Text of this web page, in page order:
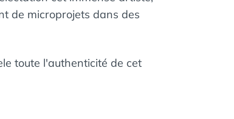
de microprojets dans des
toute l'authenticité de cet